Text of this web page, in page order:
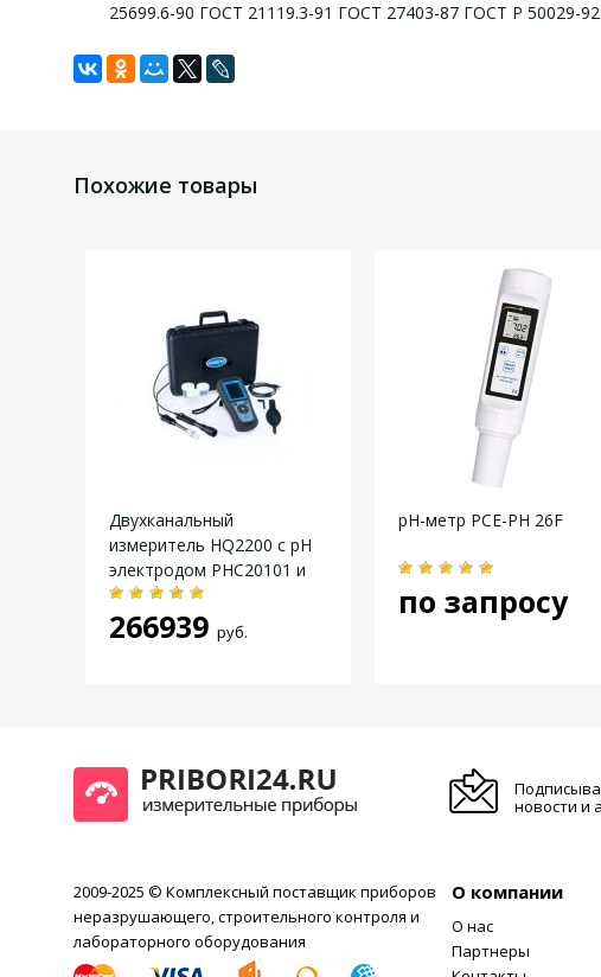
25699.6-90 ГОСТ 21119.3-91 ГОСТ 27403-87 ГОСТ Р 50029-
Термокомпенсация
Зарядка аккумулятора производится от
рН-метр можно подключить к компьютеру
графическом и табличном виде.
Размеры, мм
60 х 200 х 110
0,95
Диапазон / погрешность измерения рН, ед. рН
Диапазон / погрешность измерения ЭДС, мВ
Диапазон / погрешность измерения температуры, ºС
температурный датчик ТДС-3;
блок питания;
стандарт-титры;
методика поверки;
руководство по эксплуатации.
обработку персональных данных
Похожие товары
Двухканальный
измеритель HQ2200 c pH
электродом PHC20101 и
датчиком CDC40101
266939 руб.
рН-метр PCE-PH 26F
по запросу
новости и
2009-2025 © Комплексный поставщик приборов
неразрушающего, строительного контроля и
лабораторного оборудования
О компании
О нас
Партнеры